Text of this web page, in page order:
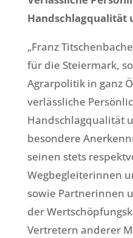
Handschlagqualität
„Franz
für die Steiermark,
Agrarpolitik in ganz
verlässliche
Handschlagqualität
besondere
seinen stets
Wegbegleiterinnen
sowie Partnerinnen
der
Vertretern anderer